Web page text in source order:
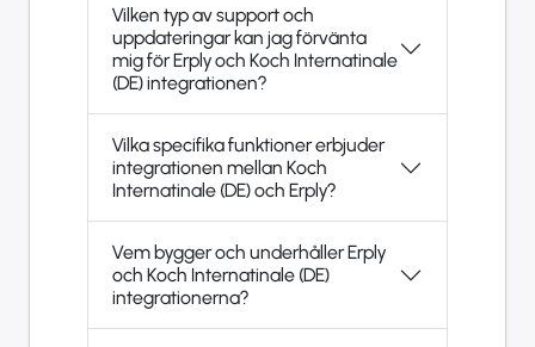
Vilken typ av support och
uppdateringar kan jag förvänta
mig för Erply och Koch Internatinale
(DE) integrationen?
Vilka specifika funktioner erbjuder
integrationen mellan Koch
Internatinale (DE) och Erply?
Vem bygger och underhåller Erply
och Koch Internatinale (DE)
integrationerna?